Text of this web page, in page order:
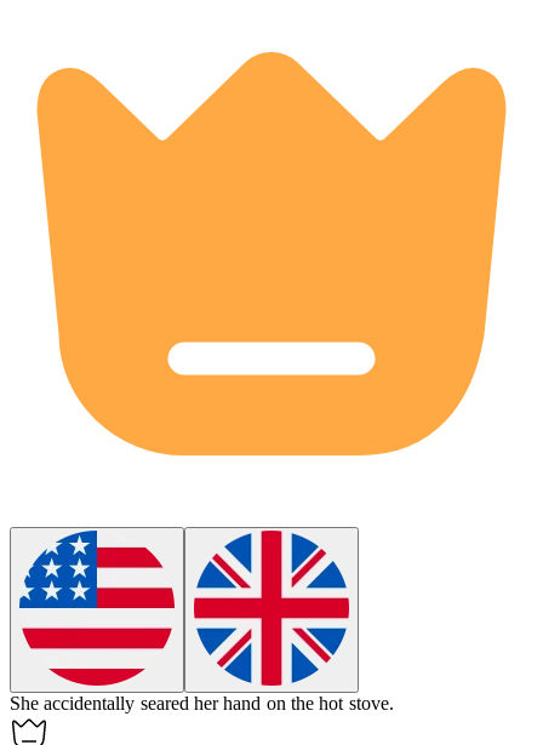
She accidentally seared her hand on the hot stove.